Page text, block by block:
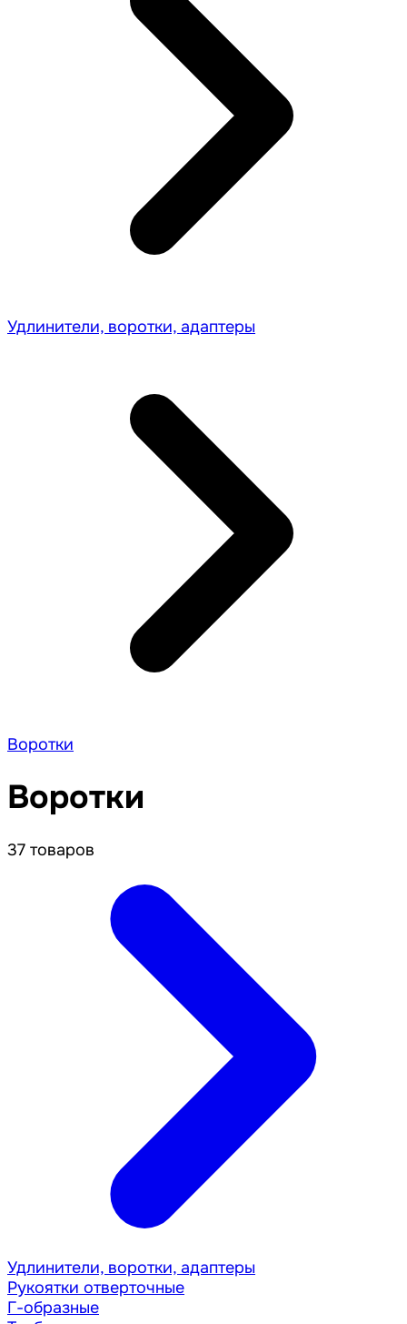
Удлинители, воротки, адаптеры
Воротки
Воротки
37 товаров
Удлинители, воротки, адаптеры
Рукоятки отверточные
Г-образные